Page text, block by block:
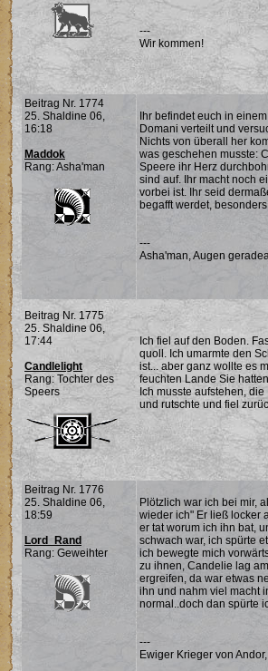
---
Wir kommen!
Beitrag Nr. 1774
25. Shaldine 06,
16:18
Maddok
Rang: Asha'man
Ihr befindet euch in
Domani verteilt und
Nichts von überall her
was geschehen musste:
Speere ihr Herz
sind auf. Ihr macht noch
vorbei ist. Ihr seid
begafft werdet,
---
Asha'man, Augen
Beitrag Nr. 1775
25. Shaldine 06,
17:44
Candlelight
Rang: Tochter des
Speers
Ich fiel auf den Boden.
quoll. Ich umarmte den
ist... aber ganz wollte es
feuchten Lande Sie
Ich musste aufstehen,
und rutschte und fiel
Beitrag Nr. 1776
25. Shaldine 06,
18:59
Lord_Rand
Rang: Geweihter
Plötzlich war ich bei mir,
wieder ich" Er ließ locker
er tat worum ich ihn bat,
schwach war, ich spürte
ich bewegte mich
zu ihnen, Candelie lag
ergreifen, da war etwas
ihn und nahm viel macht
normal..doch dan spürte
---
Ewiger Krieger von